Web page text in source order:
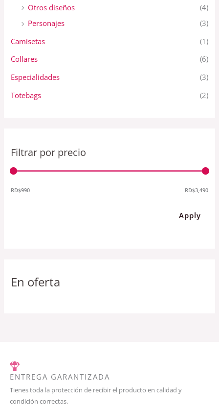
Otros diseños
(4)
Personajes
(3)
Camisetas
(1)
Collares
(6)
Especialidades
(3)
Totebags
(2)
Filtrar por precio
RD$990 RD$3,490
Apply
En oferta
ENTREGA GARANTIZADA
Tienes toda la protección de recibir el producto en calidad y
condición correctas.